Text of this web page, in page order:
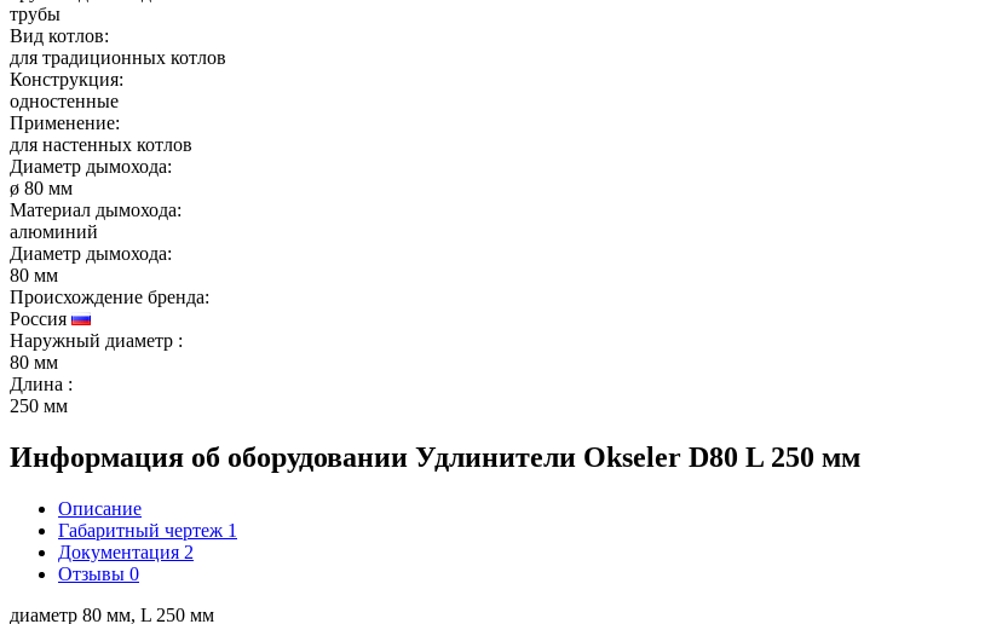
трубы
Вид котлов:
для традиционных котлов
Конструкция:
одностенные
Применение:
для настенных котлов
Диаметр дымохода:
ø 80 мм
Материал дымохода:
алюминий
Диаметр дымохода:
80 мм
Происхождение бренда:
Россия
Наружный диаметр :
80 мм
Длина :
250 мм
Информация об оборудовании Удлинители Okseler D80 L 250 мм
Описание
Габаритный чертеж 1
Документация 2
Отзывы 0
диаметр 80 мм, L 250 мм